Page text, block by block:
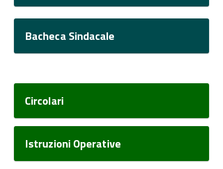
Bacheca Sindacale
Circolari
Istruzioni Operative